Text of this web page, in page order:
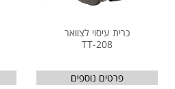
כרית עיסוי לצוואר
TT-208
פרטים נוספים